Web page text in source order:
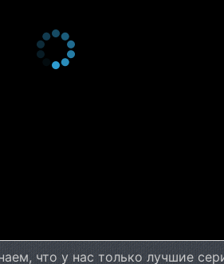
2 сезон 7 серия
2 сезон 6 серия
1 сезон 11 серия
Would
Scars
что у нас только лучшие